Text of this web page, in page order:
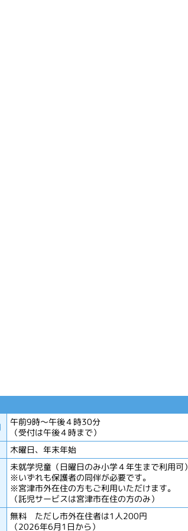
午前9時～午後４時30分
（受付は午後４時まで）
木曜日、年末年始
未就学児童（日曜日のみ小学４年生まで利用可）
※いずれも保護者の同伴が必要です。
※宮津市外在住の方もご利用いただけます。
（託児サービスは宮津市在住の方のみ）
無料 ただし市外在住者は1人200円
（2026年6月1日から）